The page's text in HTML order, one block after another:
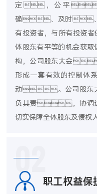
定，公平
确、及时、
有投资者，与所有投资
体股东有平等的机会获
构，公司股东大会
形成一套有效的控制
动。公司股东
负其责，协调
切实保障全体股东及债
02
职工权益保